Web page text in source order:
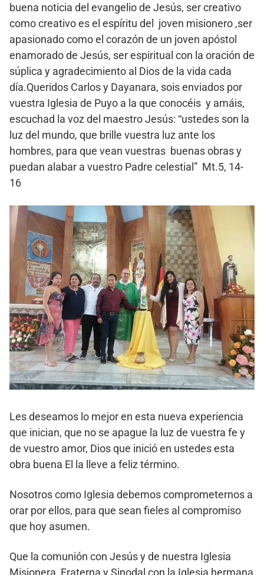
buena noticia del evangelio de Jesús, ser creativo
como creativo es el espíritu del joven misionero ,ser
apasionado como el corazón de un joven apóstol
enamorado de Jesús, ser espiritual con la oración de
súplica y agradecimiento al Dios de la vida cada
día.Queridos Carlos y Dayanara, sois enviados por
vuestra Iglesia de Puyo a la que conocéis y amáis,
escuchad la voz del maestro Jesús: “ustedes son la
luz del mundo, que brille vuestra luz ante los
hombres, para que vean vuestras buenas obras y
puedan alabar a vuestro Padre celestial” Mt.5, 14-
16
Les deseamos lo mejor en esta nueva experiencia
que inician, que no se apague la luz de vuestra fe y
de vuestro amor, Dios que inició en ustedes esta
obra buena El la lleve a feliz término.
Nosotros como Iglesia debemos comprometernos a
orar por ellos, para que sean fieles al compromiso
que hoy asumen.
Que la comunión con Jesús y de nuestra Iglesia
Misionera, Fraterna y Sinodal con la Iglesia hermana